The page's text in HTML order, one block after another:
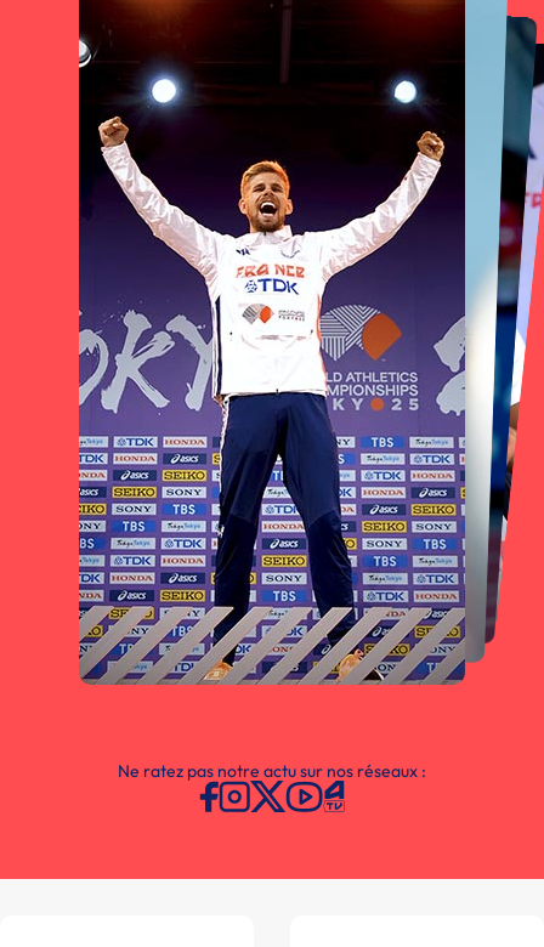
Ne ratez pas notre actu sur nos réseaux :